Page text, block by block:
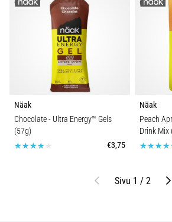
Näak
Chocolate - Ultra Energy™ Gels
(57g)
€3,75
Näak
Peach
Drink Mix
EdellinenSivu 1 / 2